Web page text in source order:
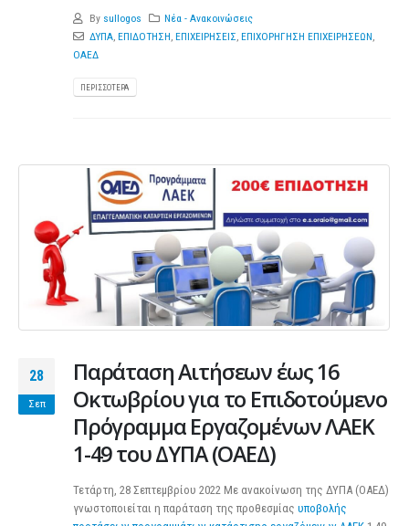
By sullogos
Νέα - Ανακοινώσεις
ΔΥΠΑ, ΕΠΙΔΟΤΗΣΗ ΕΠΙΧΕΙΡΗΣΕΙΣ ΕΠΙΧΟΡΗΓΗΣΗ ΕΠΙΧΕΙΡΗΣΕΩΝ
ΟΑΕΔ
ΠΕΡΙΣΣΌΤΕΡΑ
28
Σεπ
Παράταση Αιτήσεων έως 16
Οκτωβρίου για το Επιδοτούμενο
Πρόγραμμα Εργαζομένων ΛΑΕΚ
1-49 του ΔΥΠΑ (ΟΑΕΔ)
Τετάρτη, 28 Σεπτεμβρίου 2022 Με ανακοίνωση της ΔΥΠΑ (ΟΑΕΔ)
γνωστοποιείται η παράταση της προθεσμίας υποβολής